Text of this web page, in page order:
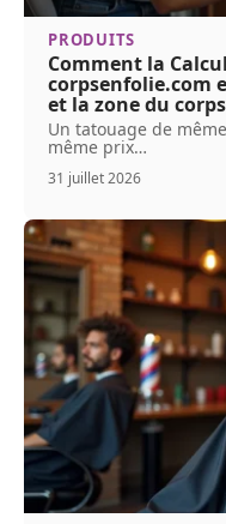
PRODUITS
Comment la
corpsenfolie.com
et la zone du
Un tatouage de
même prix…
31 juillet 2026